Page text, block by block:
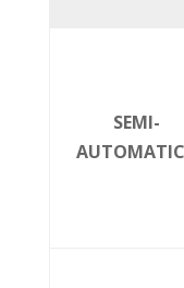
SEMI-